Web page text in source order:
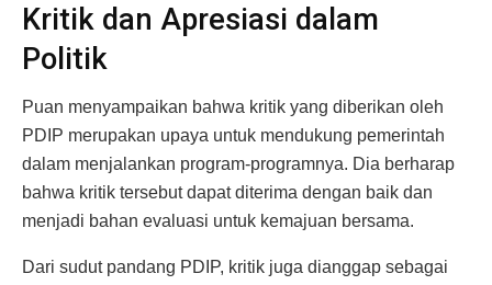
Kritik dan Apresiasi dalam
Politik
Puan menyampaikan bahwa kritik yang diberikan oleh
PDIP merupakan upaya untuk mendukung pemerintah
dalam menjalankan program-programnya. Dia berharap
bahwa kritik tersebut dapat diterima dengan baik dan
menjadi bahan evaluasi untuk kemajuan bersama.
Dari sudut pandang PDIP, kritik juga dianggap sebagai